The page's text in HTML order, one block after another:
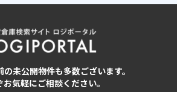
未公開物件も多数ございます。
お気軽にご相談ください。